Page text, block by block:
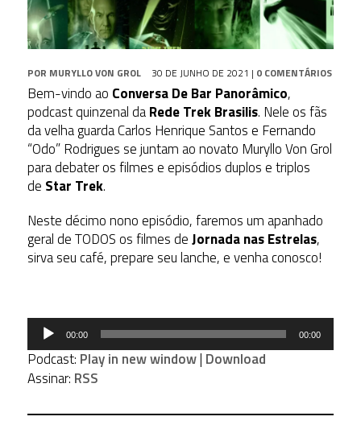
POR MURYLLO VON GROL 30 DE JUNHO DE 2021 | 0 COMENTÁRIOS
Bem-vindo ao Conversa De Bar Panorâmico,
podcast quinzenal daRede Trek Brasilis. Nele os fãs
da velha guarda Carlos Henrique Santos e Fernando
“Odo” Rodrigues se juntam ao novato Muryllo Von Grol
para debater os filmes e episódios duplos e triplos
de Star Trek.
Neste décimo nono episódio, faremos um apanhado
geral de TODOS os filmes deJornada nas Estrelas,
sirva seu café, prepare seu lanche, e venha conosco!
Tocador
áudio
00:00 00:00
Podcast: Play in new window| Download
Assinar: RSS